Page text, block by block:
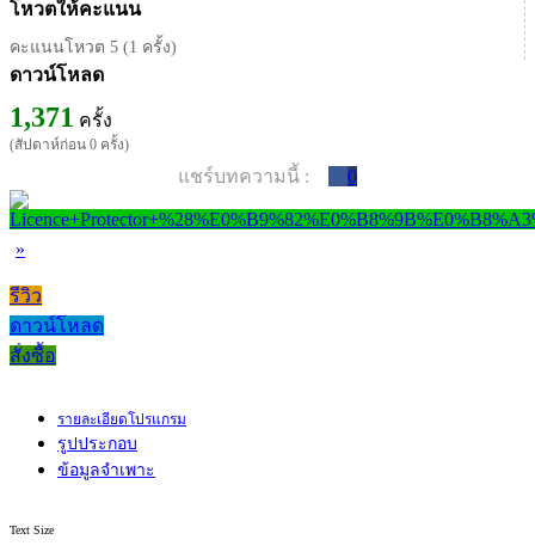
โหวตให้คะแนน
คะแนนโหวต 5 (1 ครั้ง)
ดาวน์โหลด
1,371 ครั้ง
(สัปดาห์ก่อน 0 ครั้ง)
แชร์บทความนี้ : 0
»
รีวิว
ดาวน์โหลด
สั่งซื้อ
รายละเอียดโปรแกรม
รูปประกอบ
ข้อมูลจำเพาะ
Text Size